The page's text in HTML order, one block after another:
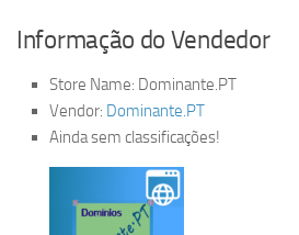
Informação do Vendedor
Store Name: Dominante.PT
Vendor: Dominante.PT
Ainda sem classificações!